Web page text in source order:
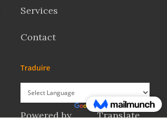
Services
Contact
Traduire
Powered by Translate